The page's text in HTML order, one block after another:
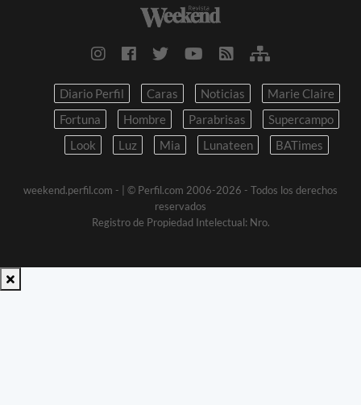
Diario Perfil Caras Noticias
Marie Claire
Fortuna
Hombre Parabrisas
Supercampo
Look
Luz Mia Lunateen BATimes
weekend.perfil.com -
| © Perfil.com 2006-2026 - Todos los derechos
reservados
Registro de Propiedad Intelectual: Nro.